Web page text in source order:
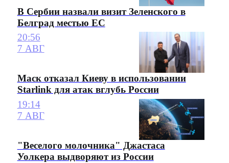
В Сербии назвали визит Зеленского в
Белград местью ЕС
20:56
7 АВГ
Маск отказал Киеву в использовании
Starlink для атак вглубь России
19:14
7 АВГ
"Веселого молочника" Джастаса
Уолкера выдворяют из России